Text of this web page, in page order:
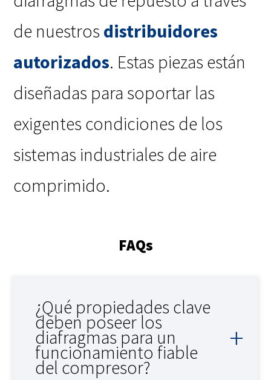
de nuestros distribuidores
autorizados. Estas piezas están
diseñadas para soportar las
exigentes condiciones de los
sistemas industriales de aire
comprimido.
FAQs
¿Qué propiedades clave
deben poseer los
diafragmas para un
funcionamiento fiable
del compresor?